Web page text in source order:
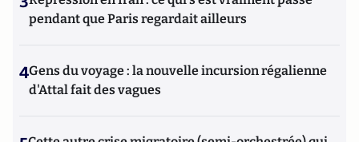
pendant que Paris regardait ailleurs
4Gens du voyage : la nouvelle incursion régalienne
d'Attal fait des vagues